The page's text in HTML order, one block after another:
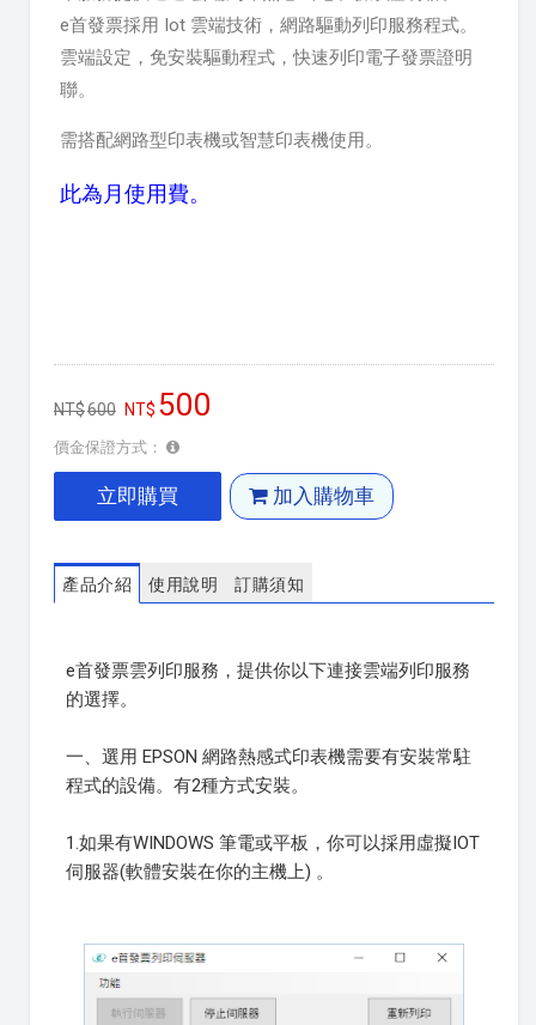
e首發票採用 Iot 雲端技術，網路驅動列印服務程式。
雲端設定，免安裝驅動程式，快速列印電子發票證明
聯。
需搭配網路型印表機或智慧印表機使用。
此為月使用費。
600 500
價金保證方式：
立即購買 加入購物車
產品介紹 使用說明 訂購須知
e首發票雲列印服務，提供你以下連接雲端列印服務
的選擇。
一、選用 EPSON 網路熱感式印表機需要有安裝常駐
程式的設備。有2種方式安裝。
1.如果有WINDOWS 筆電或平板，你可以採用虛擬IOT
伺服器(軟體安裝在你的主機上) 。